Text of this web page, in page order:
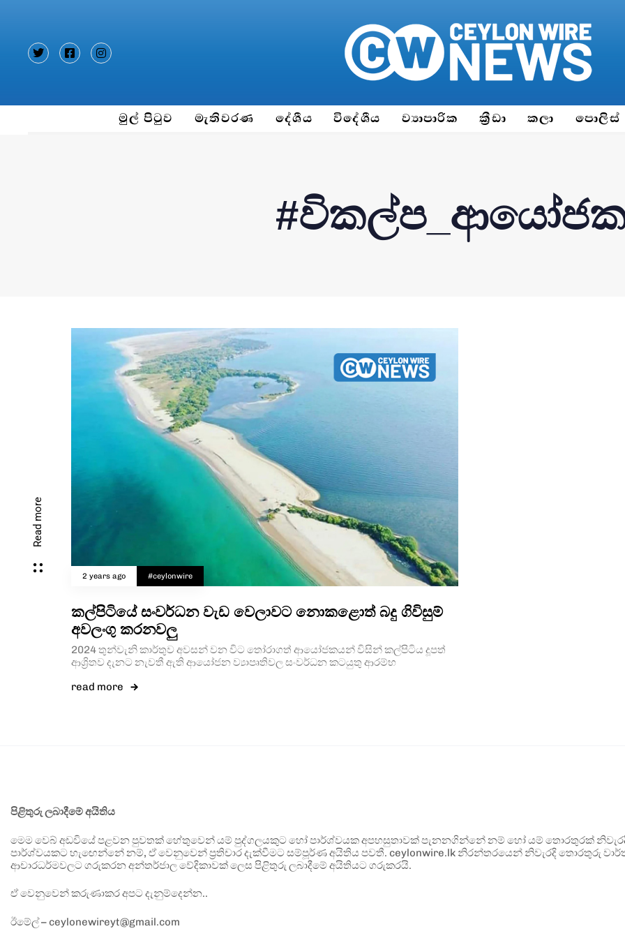
මුල් පිටුව මැතිවරණ දේශීය විදේශීය ව්‍යාපාරික ක්‍රීඩා කලා පොලිස්
Read more
2 years ago #ceylonwire
කල්පිටියේ සංවර්ධන වැඩ වෙලාවට නොකළොත් බදු ගිවිසුම්
අවලංගු කරනවලු
2024 තුන්වැනි කාර්තුව අවසන් වන විට තෝරාගත් ආයෝජකයන් විසින් කල්පිටිය දූපත්
ආශ්‍රිතව දැනට නැවතී ඇති ආයෝජන ව්‍යාපෘතිවල සංවර්ධන කටයුතු ආරම්භ
read more
පිළිතුරු ලබාදීමේ අයිතිය
මෙම වෙබ් අඩවියේ පළවන පුවතක් හේතුවෙන් යම් පුද්ගලයකුට හෝ පාර්ශ්වයක අපහසුතාවක් පැනනගින්නේ නම් හෝ යම් තොරතුරක්
පාර්ශ්වයකට හැඟෙන්නේ නම්, ඒ වෙනුවෙන් ප්‍රතිචාර දැක්වීමට සම්පූර්ණ අයිතිය පවතී. ceylonwire.lk නිරන්තරයෙන් නිවැරදි තොරතුරු
ආචාරධර්මවලට ගරුකරන අන්තර්ජාල වේදිකාවක් ලෙස පිළිතුරු ලබාදීමේ අයිතියට ගරුකරයි.
ඒ වෙනුවෙන් කරුණාකර අපට දැනුම්දෙන්න..
ඊමේල් – ceylonewireyt@gmail.com